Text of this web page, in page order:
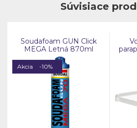
Súvisiace
Soudafoam GUN Click
MEGA Letná 870ml
Akcia -10%